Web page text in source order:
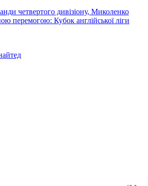
четвертого дивізіону, Миколенко
перемогою: Кубок англійської ліги